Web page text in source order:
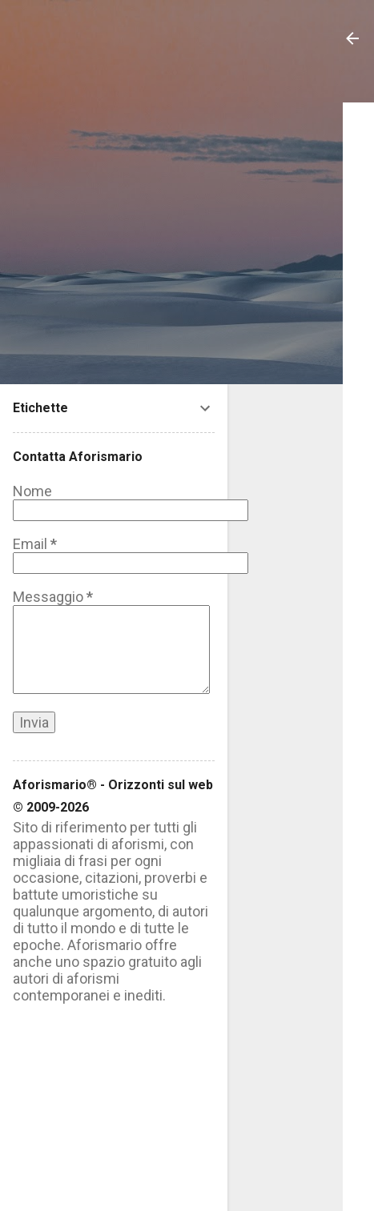
Etichette
Contatta Aforismario
Nome
Email *
Messaggio*
Aforismario® - Orizzonti sul web
© 2009-2026
Sito di riferimento per tutti gli
appassionati di aforismi, con
migliaia di frasi per ogni
occasione, citazioni, proverbi e
battute umoristiche su
qualunque argomento, di autori
di tutto il mondo e di tutte le
epoche. Aforismario offre
anche uno spazio gratuito agli
autori di aforismi
contemporanei e inediti.